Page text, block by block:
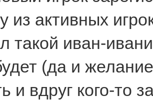
из активных
такой иван-
(да и
и вдруг кого-то